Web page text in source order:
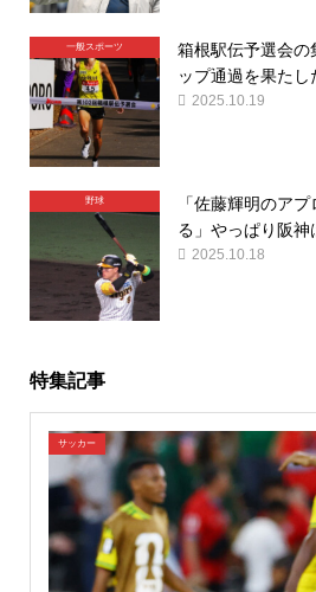
一般スポーツ
箱根駅伝予選会
ップ通過を果たし
2025.10.19
野球
「佐藤輝明のア
る」やっぱり阪神
2025.10.18
特集記事
サッカー